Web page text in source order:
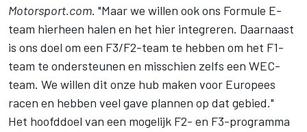
Motorsport.com. "Maar we willen ook ons Formule E-
team hierheen halen en het hier integreren. Daarnaast
is ons doel om een F3/F2-team te hebben om het F1-
team te ondersteunen en misschien zelfs een WEC-
team. We willen dit onze hub maken voor Europees
racen en hebben veel gave plannen op dat gebied."
Het hoofddoel van een mogelijk F2- en F3-programma